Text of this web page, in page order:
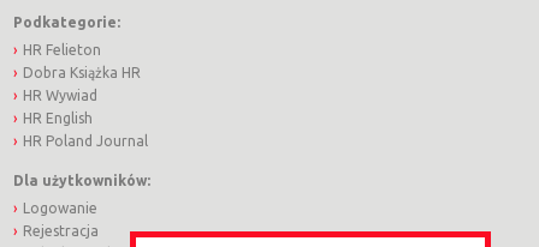
Podkategorie:
HR Felieton
Dobra Książka HR
HR Wywiad
HR English
HR Poland Journal
Dla użytkowników:
Logowanie
Rejestracja